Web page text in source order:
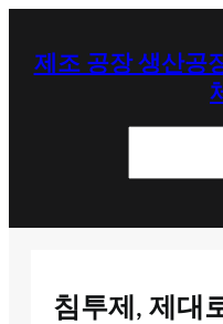
제조 공장 생산공
침투제, 제대